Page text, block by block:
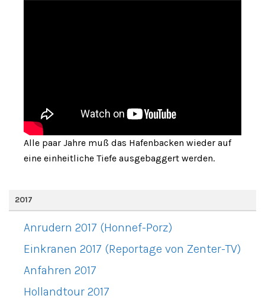
Alle paar Jahre muß das Hafenbacken wieder auf
eine einheitliche Tiefe ausgebaggert werden.
2017
Anrudern 2017 (Honnef-Porz)
Einkranen 2017 (Reportage von Zenter-TV)
Anfahren 2017
Hollandtour 2017